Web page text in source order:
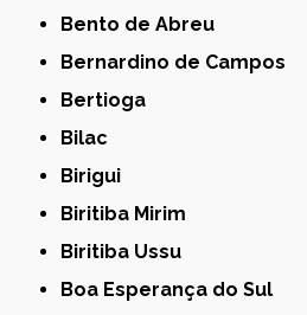
Bento de Abreu
Bernardino de Campos
Bertioga
Bilac
Birigui
Biritiba Mirim
Biritiba Ussu
Boa Esperança do Sul